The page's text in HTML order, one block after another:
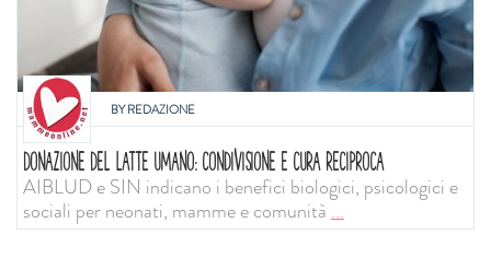
BYREDAZIONE
DONAZIONE DEL LATTE UMANO: CONDIVISIONE E CURA RECIPROCA
AIBLUD e SIN indicano i benefici biologici, psicologici e
sociali per neonati, mamme e comunità...